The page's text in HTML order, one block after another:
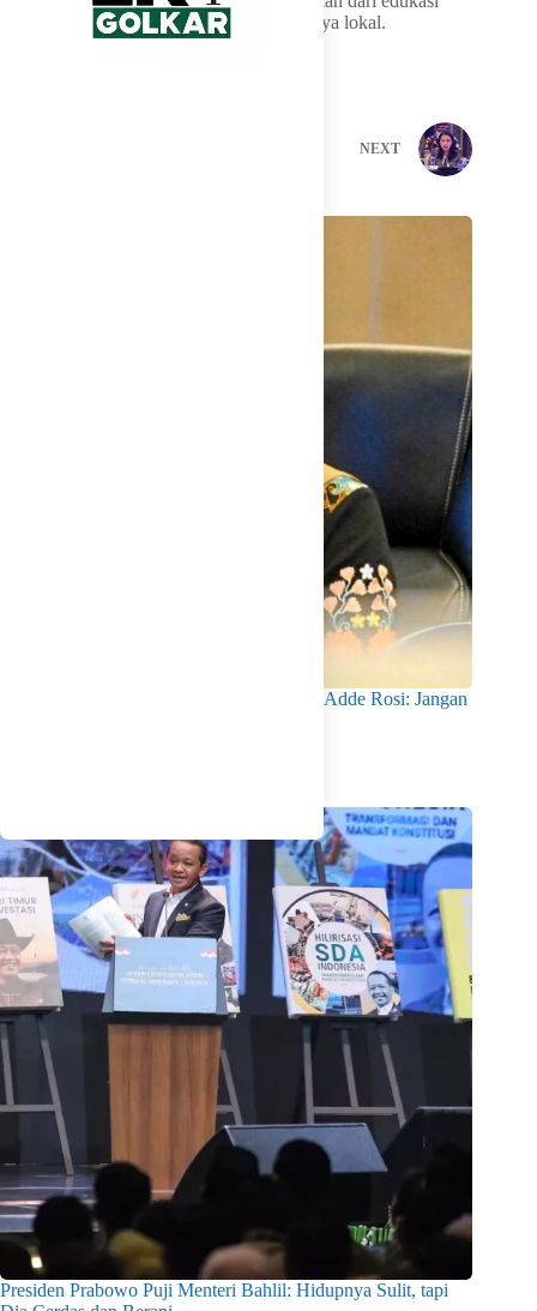
tentang pentingnya pelestarian tradisi budaya lokal.
NEXT
Temuan Senjata di Sekolah Swasta Jaksel, Adde Rosi: Jangan
Presiden Prabowo Puji Menteri Bahlil: Hidupnya Sulit, tapi